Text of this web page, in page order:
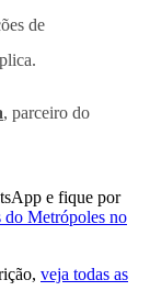
de
, parceiro do
e fique por
do Metrópoles no
veja todas as